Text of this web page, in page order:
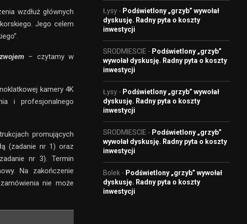
wzdłuż głównych
Jego celem
– czytamy w
kamery 4K
i profesjonalnego
promujących
(zadanie nr 1) oraz
nr 3). Termin
Na zakończenie
nie może
Łysy - Podświetlony „grzyb” wywołał
dyskusję. Radny pyta o koszty
inwestycji
SRODMIESCIE - Podświetlony „grzyb”
wywołał dyskusję. Radny pyta o koszty
inwestycji
Łysy - Podświetlony „grzyb” wywołał
dyskusję. Radny pyta o koszty
inwestycji
SRODMIESCIE - Podświetlony „grzyb”
wywołał dyskusję. Radny pyta o koszty
inwestycji
Bolek - Podświetlony „grzyb” wywołał
dyskusję. Radny pyta o koszty
inwestycji